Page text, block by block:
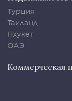
Турция
Таиланд
Пхукет
ОАЭ
Коммерческая